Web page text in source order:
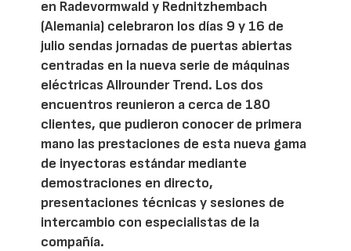
en Radevormwald y Rednitzhembach
(Alemania) celebraron los días 9 y 16 de
julio sendas jornadas de puertas abiertas
centradas en la nueva serie de máquinas
eléctricas Allrounder Trend. Los dos
encuentros reunieron a cerca de 180
clientes, que pudieron conocer de primera
mano las prestaciones de esta nueva gama
de inyectoras estándar mediante
demostraciones en directo,
presentaciones técnicas y sesiones de
intercambio con especialistas de la
compañía.